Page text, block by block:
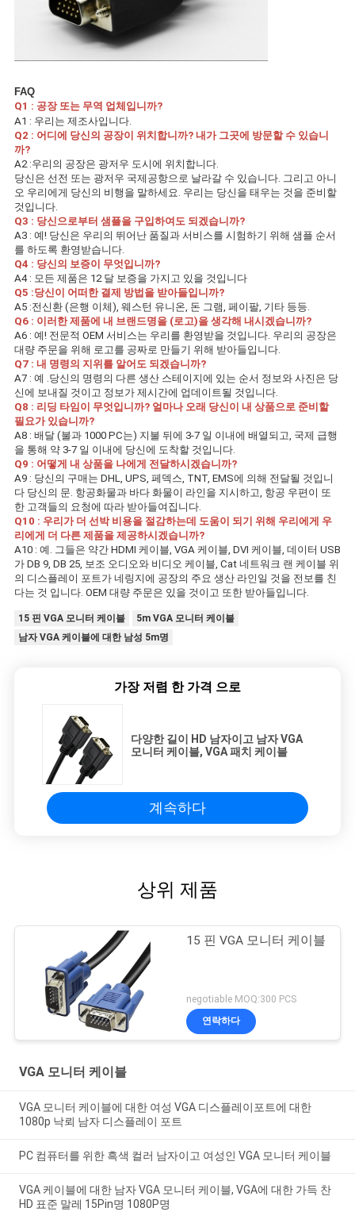
FAQ
Q1 : 공장 또는 무역 업체입니까?
A1 : 우리는 제조사입니다.
Q2 : 어디에 당신의 공장이 위치합니까? 내가 그곳에 방문할 수 있습니
까?
A2 :우리의 공장은 광저우 도시에 위치합니다.
당신은 선전 또는 광저우 국제공항으로 날라갈 수 있습니다. 그리고 아니
오 우리에게 당신의 비행을 말하세요. 우리는 당신을 태우는 것을 준비할
것입니다.
Q3 : 당신으로부터 샘플을 구입하여도 되겠습니까?
A3 : 예! 당신은 우리의 뛰어난 품질과 서비스를 시험하기 위해 샘플 순서
를 하도록 환영받습니다.
Q4 : 당신의 보증이 무엇입니까?
A4 : 모든 제품은 12 달 보증을 가지고 있을 것입니다
Q5 :당신이 어떠한 결제 방법을 받아들입니까?
A5 :전신환 (은행 이체), 웨스턴 유니온, 돈 그램, 페이팔, 기타 등등.
Q6 : 이러한 제품에 내 브랜드명을 (로고)을 생각해 내시겠습니까?
A6 : 예! 전문적 OEM 서비스는 우리를 환영받을 것입니다. 우리의 공장은
대량 주문을 위해 로고를 공짜로 만들기 위해 받아들입니다.
Q7 : 내 명령의 지위를 알어도 되겠습니까?
A7 : 예 .당신의 명령의 다른 생산 스테이지에 있는 순서 정보와 사진은 당
신에 보내질 것이고 정보가 제시간에 업데이트될 것입니다.
Q8 : 리딩 타임이 무엇입니까? 얼마나 오래 당신이 내 상품으로 준비할
필요가 있습니까?
A8 : 배달 (불과 1000 PC는) 지불 뒤에 3-7 일 이내에 배열되고, 국제 급행
을 통해 약 3-7 일 이내에 당신에 도착할 것입니다.
Q9 : 어떻게 내 상품을 나에게 전달하시겠습니까?
A9 : 당신의 구매는 DHL, UPS, 페덱스, TNT, EMS에 의해 전달될 것입니
다 당신의 문. 항공화물과 바다 화물이 라인을 지시하고, 항공 우편이 또
한 고객들의 요청에 따라 받아들여집니다.
Q10 : 우리가 더 선박 비용을 절감하는데 도움이 되기 위해 우리에게 우
리에게 더 다른 제품을 제공하시겠습니까?
A10 : 예. 그들은 약간 HDMI 케이블, VGA 케이블, DVI 케이블, 데이터 USB
가 DB 9, DB 25, 보조 오디오와 비디오 케이블, Cat 네트워크 랜 케이블 위
의 디스플레이 포트가 네링지에 공장의 주요 생산 라인일 것을 전보를 친
다는 것 입니다. OEM 대량 주문은 있을 것이고 또한 받아들입니다.
15 핀 VGA 모니터 케이블
5m VGA 모니터 케이블
남자 VGA 케이블에 대한 남성 5m명
가장 저렴 한 가격 으로
다양한 길이 HD 남자이고 남자 VGA
모니터 케이블, VGA 패치 케이블
계속하다
상위 제품
15 핀 VGA 모니터 케이블
negotiable MOQ:300 PCS
연락하다
VGA 모니터 케이블
VGA 모니터 케이블에 대한 여성 VGA 디스플레이포트에 대한
1080p 낙뢰 남자 디스플레이 포트
PC 컴퓨터를 위한 흑색 컬러 남자이고 여성인 VGA 모니터 케이블
VGA 케이블에 대한 남자 VGA 모니터 케이블, VGA에 대한 가득 찬
HD 표준 말레 15Pin명 1080P명